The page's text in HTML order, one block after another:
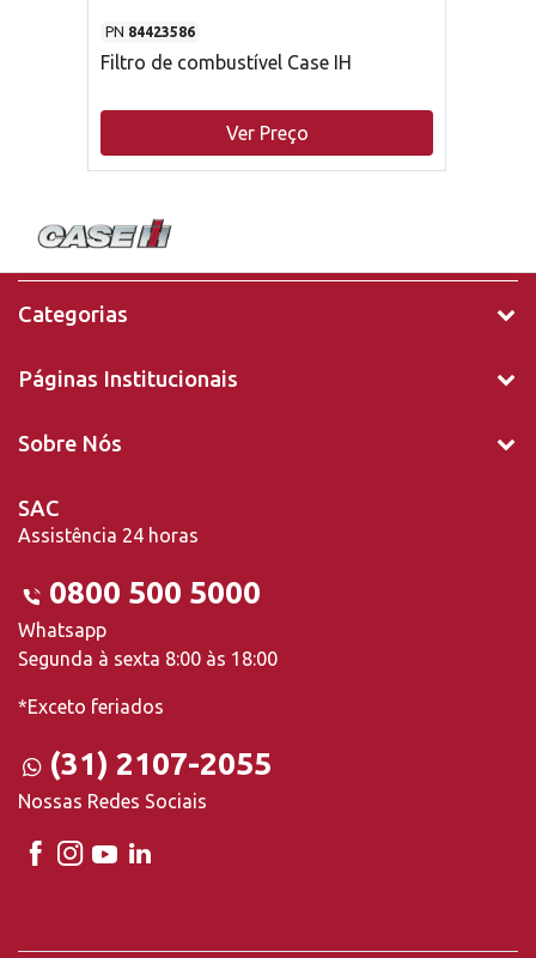
PN 84423586
Filtro de combustível Case IH
Ver Preço
Categorias
Páginas Institucionais
Sobre Nós
SAC
Assistência 24 horas
0800 500 5000
Whatsapp
Segunda à sexta 8:00 às 18:00
*Exceto feriados
(31) 2107-2055
Nossas Redes Sociais